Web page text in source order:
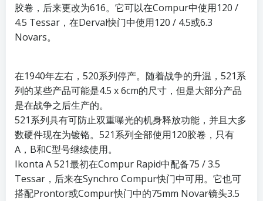
胶卷，后来更改为616。它可以在Compur中使用120 /
4.5 Tessar，在Derval快门中使用120 / 4.5或6.3
Novars。
在1940年左右，520系列停产。随着战争的升温，521系
列的某些产品可能是4.5 x 6cm的尺寸，但是大部分产品
是在战争之后生产的。
521系列具有可防止双重曝光的机身释放功能，并且大多
数硬件现在为镀铬。521系列全部使用120胶卷，只有
A，B和C型号继续使用。
Ikonta A 521最初在Compur Ra​​pid中配备75 / 3.5
Tessar，后来在Synchro Compur快门中可用。它也可
搭配Prontor或Compur快门中的75mm Novar镜头3.5